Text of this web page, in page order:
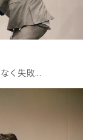
く失敗...